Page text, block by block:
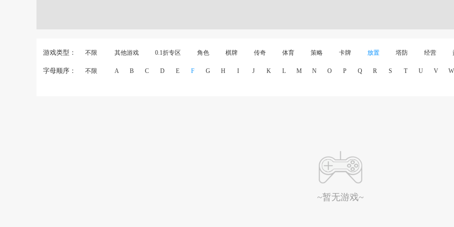
游戏类型： 不限 其他游戏 0.1折专区 角色 棋牌 传奇 体育 策略 卡牌 放置 塔防 经营
字母顺序： 不限 A B C D E F G H I J K L M N O P Q R S T U V W
~暂无游戏~